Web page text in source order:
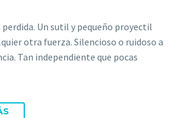
perdida. Un sutil y pequeño proyectil
otra fuerza. Silencioso o ruidoso a
Tan independiente que pocas